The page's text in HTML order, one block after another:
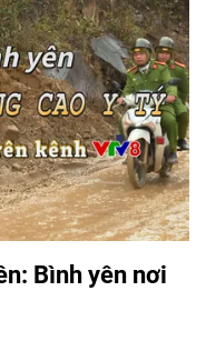
Bình yên nơi